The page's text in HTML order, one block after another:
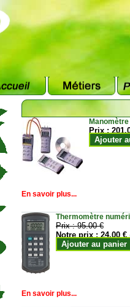
Prix :
Ajouter
En savoir plus...
Thermomètre
Prix :95.00 €
Notre prix :24.00 €
Ajouter au panier
En savoir plus...